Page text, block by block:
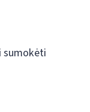
sumokėti